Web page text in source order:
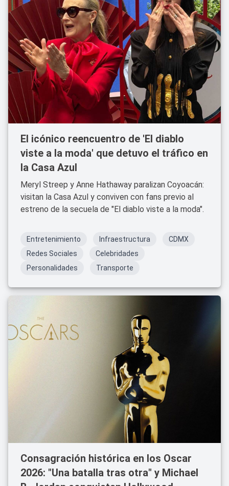
El icónico reencuentro de 'El diablo
viste a la moda' que detuvo el tráfico en
la Casa Azul
Meryl Streep y Anne Hathaway paralizan Coyoacán:
visitan la Casa Azul y conviven con fans previo al
estreno de la secuela de "El diablo viste a la moda".
Entretenimiento Infraestructura
CDMX
Redes Sociales
Celebridades
Personalidades
Transporte
Consagración histórica en los Oscar
2026: "Una batalla tras otra" y Michael